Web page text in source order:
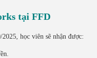
tại FFD
học viên sẽ nhận được: